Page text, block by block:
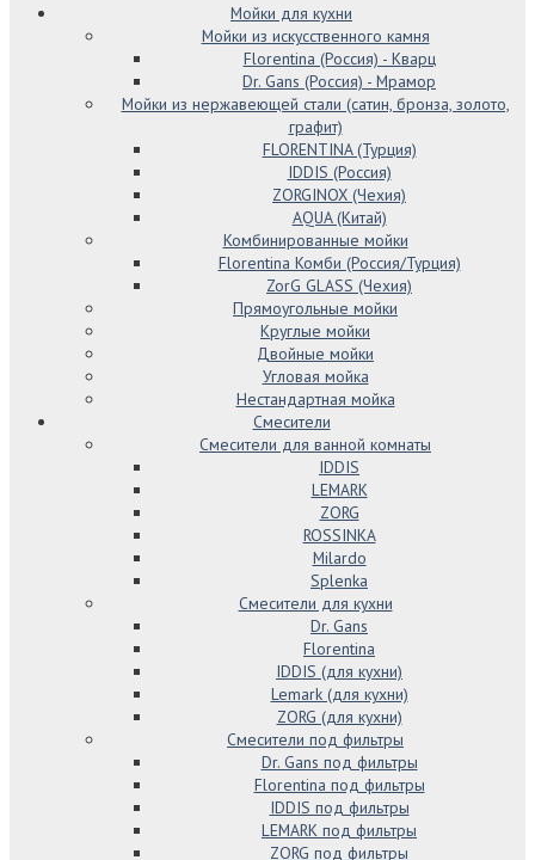
Мойки для кухни
Мойки из искусственного камня
Florentina (Россия) - Кварц
Dr. Gans (Россия) - Мрамор
Мойки из нержавеющей стали (сатин, бронза, золото,
графит)
FLORENTINA (Турция)
IDDIS (Россия)
ZORGINOX (Чехия)
AQUA (Китай)
Комбинированные мойки
Florentina Комби (Россия/Турция)
ZorG GLASS (Чехия)
Прямоугольные мойки
Круглые мойки
Двойные мойки
Угловая мойка
Нестандартная мойка
Смесители
Смесители для ванной комнаты
IDDIS
LEMARK
ZORG
ROSSINKA
Milardo
Splenka
Смесители для кухни
Dr. Gans
Florentina
IDDIS (для кухни)
Lemark (для кухни)
ZORG (для кухни)
Смесители под фильтры
Dr. Gans под фильтры
Florentina под фильтры
IDDIS под фильтры
LEMARK под фильтры
ZORG под фильтры